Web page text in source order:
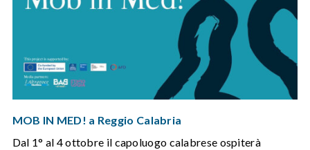
MOB IN MED! a Reggio Calabria
Dal 1° al 4 ottobre il capoluogo calabrese ospiterà